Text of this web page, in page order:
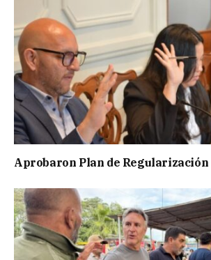
Aprobaron Plan de Regularización